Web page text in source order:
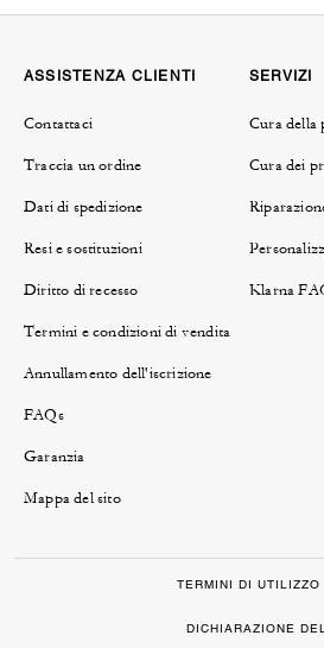
ASSISTENZA CLIENTI
Contattaci
Traccia un ordine
Dati di spedizione
Resi e sostituzioni
Diritto di recesso
Termini e condizioni di vendita
Annullamento dell'iscrizione
FAQs
Garanzia
Mappa del sito
SERVIZI
Cura della
Cura dei
Klarna
TERMINI DI UTILIZZO
DICHIARAZIONE